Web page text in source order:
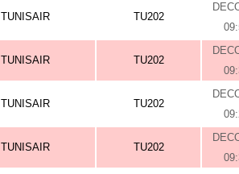
TUNISAIR TU202
TUNISAIR TU202
TUNISAIR TU202
TUNISAIR TU202